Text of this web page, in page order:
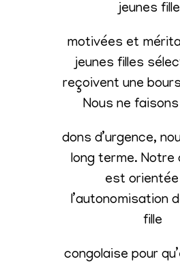
jeunes
motivées et
jeunes filles
reçoivent une
Nous ne
dons d’urgence,
long terme. Notre
est
l’autonomisation
fille
congolaise pour